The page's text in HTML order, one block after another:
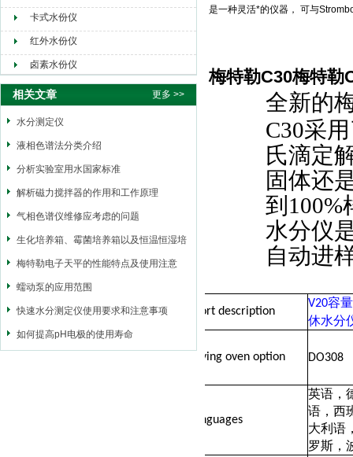
卡式水份仪
红外水份仪
卤素水份仪
相关文章 更多 >>
水分测定仪
液相色谱法分类介绍
分析实验室用水国家标准
解析磁力搅拌器的作用和工作原理
气相色谱仪维修应考虑的问题
生化培养箱、霉菌培养箱以及恒温恒湿培
养箱三者区别
梅特勒电子天平的性能特点及使用注意
蠕动泵的应用范围
快速水分测定仪使用要求和注意事项
如何提高pH电极的使用寿命
是一种灵活*的仪器， 可与
梅特勒C30梅特勒
全新的
C30采
氏滴定
固体还
到 100%
水分仪
自动进
Short description
V20容
休水分
Drying oven option DO308
Languages
英语，
语，西
大利语
罗斯，